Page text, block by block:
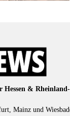
Hessen &
Mainz und